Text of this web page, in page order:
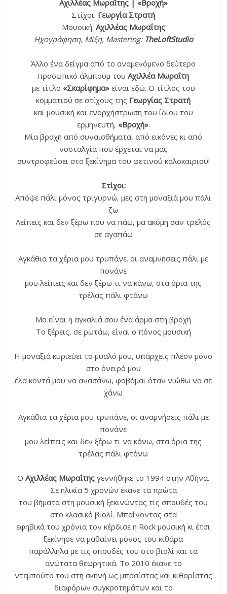
Αχιλλέας Μωραΐτης | «Βροχή»
Στίχοι: Γεωργία Στρατή
Μουσική: Αχιλλέας Μωραΐτης
Ηχογράφηση, Μίξη, Mastering: TheLoftStudio
Άλλο ένα δείγμα από το αναμενόμενο δεύτερο
προσωπικό άλμπουμ τουΑχιλλέα Μωραΐτη
με τίτλο «Σκαρίφημα»είναι εδώ. Ο τίτλος του
κομματιού σε στίχους της Γεωργίας Στρατή
και μουσική και ενορχήστρωση του ίδιου του
ερμηνευτή, «Βροχή».
Μία βροχή από συναισθήματα, από εικόνες κι από
νοσταλγία που έρχεται να μας
συντροφεύσει στο ξεκίνημα του φετινού καλοκαιριού!
Στίχοι:
Απόψε πάλι μόνος τριγυρνώ, μες στη μοναξιά μου πάλι
ζω
Λείπεις και δεν ξέρω που να πάω, μα ακόμη σαν τρελός
σε αγαπάω
Αγκάθια τα χέρια μου τρυπάνε. οι αναμνήσεις πάλι με
πονάνε
μου λείπεις και δεν ξέρω τι να κάνω, στα όρια της
τρέλας πάλι φτάνω
Μα είναι η αγκαλιά σου ένα άρμα στη βροχή
Το ξέρεις, σε ρωτάω, είναι ο πόνος μουσική
Η μοναξιά κυριεύει το μυαλό μου, υπάρχεις πλέον μόνο
στο όνειρό μου
έλα κοντά μου να ανασάνω, φοβάμαι όταν νιώθω να σε
χάνω
Αγκάθια τα χέρια μου τρυπάνε, οι αναμνήσεις πάλι με
πονάνε
μου λείπεις και δεν ξέρω τι να κάνω, στα όρια της
τρέλας πάλι φτάνω
ΟΑχιλλέας Μωραΐτης γεννήθηκε το 1994 στην Αθήνα.
Σε ηλικία 5 χρονών έκανε τα πρώτα
του βήματα στη μουσική ξεκινώντας τις σπουδές του
στο κλασικό βιολί. Μπαίνοντας στα
εφηβικά του χρόνια τον κέρδισε η Rock μουσική κι έτσι
ξεκίνησε να μαθαίνει μόνος του κιθάρα
παράλληλα με τις σπουδές του στο βιολί και τα
ανώτατα θεωρητικά. Το 2010 έκανε το
ντεμπούτο του στη σκηνή ως μπασίστας και κιθαρίστας
διαφόρων συγκροτημάτων και το